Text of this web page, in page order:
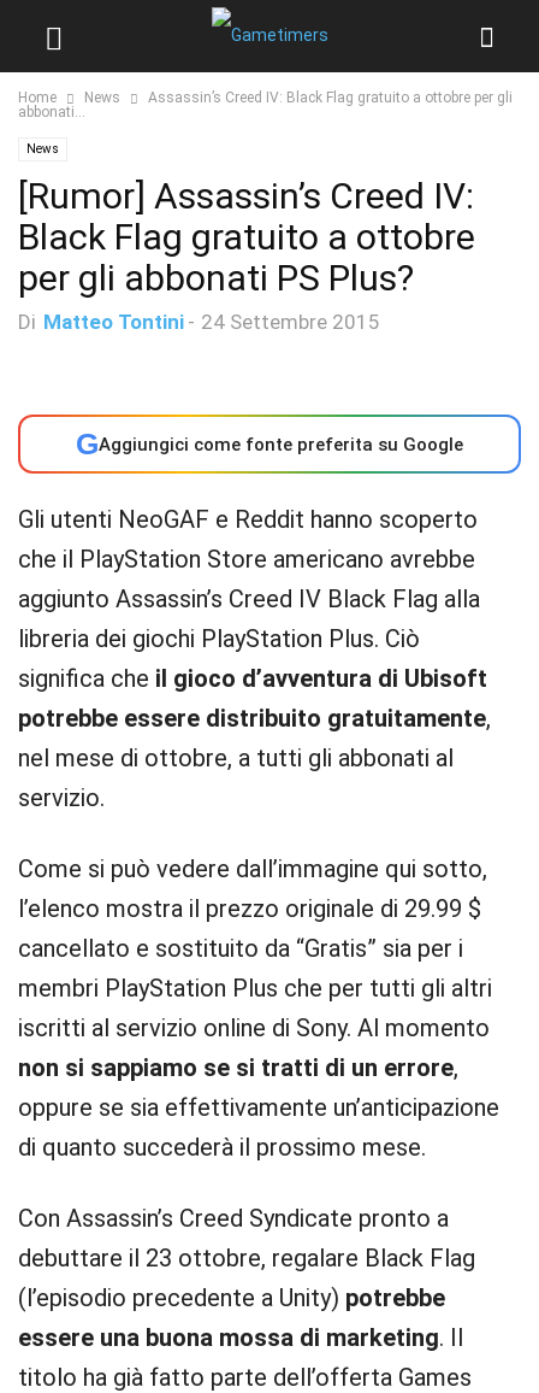
Home News
Assassin’s Creed IV: Black Flag gratuito a ottobre per gli
abbonati...
News
[Rumor] Assassin’s Creed IV:
Black Flag gratuito a ottobre
per gli abbonati PS Plus?
Di Matteo Tontini - 24 Settembre 2015
GAggiungici come fonte preferita su Google
Gli utenti NeoGAF e Reddit hanno scoperto
che il PlayStation Store americano avrebbe
aggiunto Assassin’s Creed IV Black Flag alla
libreria dei giochi PlayStation Plus. Ciò
significa che il gioco d’avventura di Ubisoft
potrebbe essere distribuito gratuitamente,
nel mese di ottobre, a tutti gli abbonati al
servizio.
Come si può vedere dall’immagine qui sotto,
l’elenco mostra il prezzo originale di 29.99 $
cancellato e sostituito da “Gratis” sia per i
membri PlayStation Plus che per tutti gli altri
iscritti al servizio online di Sony. Al momento
non si sappiamo se si tratti di un errore,
oppure se sia effettivamente un’anticipazione
di quanto succederà il prossimo mese.
Con Assassin’s Creed Syndicate pronto a
debuttare il 23 ottobre, regalare Black Flag
(l’episodio precedente a Unity) potrebbe
essere una buona mossa di marketing. Il
titolo ha già fatto parte dell’offerta Games